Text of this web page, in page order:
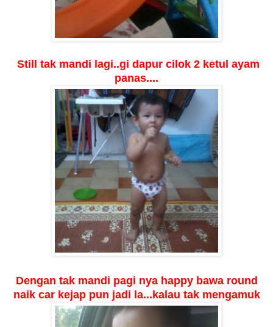
Still tak mandi lagi..gi dapur cilok 2 ketul ayam
panas....
Dengan tak mandi pagi nya happy bawa round
naik car kejap pun jadi la...kalau tak mengamuk